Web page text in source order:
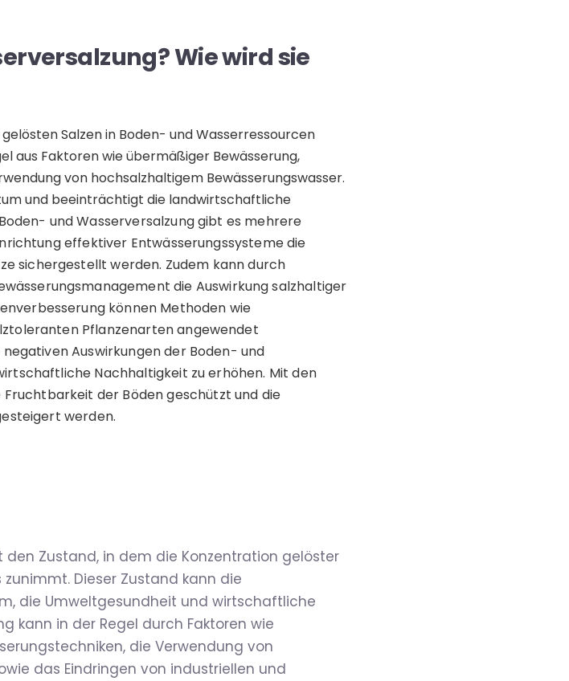
Wie wird sie
Salzen in Boden- und Wasserressourcen
aus Faktoren wie übermäßiger Bewässerung,
von hochsalzhaltigem Bewässerungswasser.
und beeinträchtigt die landwirtschaftliche
und Wasserversalzung gibt es mehrere
effektiver Entwässerungssysteme die
sichergestellt werden. Zudem kann durch
die Auswirkung salzhaltiger
können Methoden wie
Pflanzenarten angewendet
Auswirkungen der Boden- und
Nachhaltigkeit zu erhöhen. Mit den
der Böden geschützt und die
werden.
Zustand, in dem die Konzentration gelöster
Dieser Zustand kann die
die Umweltgesundheit und wirtschaftliche
kann in der Regel durch Faktoren wie
die Verwendung von
das Eindringen von industriellen und